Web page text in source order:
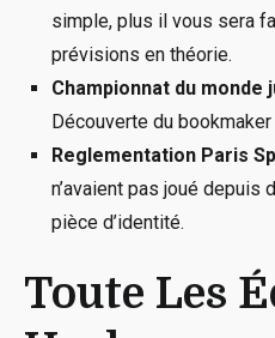
simple, plus il vous sera
prévisions en théorie.
Championnat du
Découverte du
Reglementation Paris
n’avaient pas joué depuis
pièce d’identité.
Toute Les